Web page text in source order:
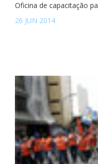
Oficina de capacitação
26 JUN 2014